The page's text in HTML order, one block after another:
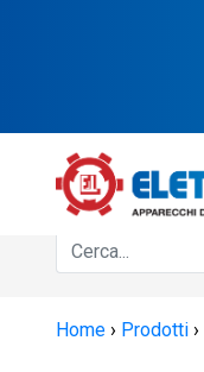
Home › Prodotti ›